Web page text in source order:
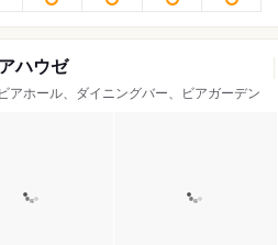
ハウゼ
アホール、ダイニングバー、ビアガーデン